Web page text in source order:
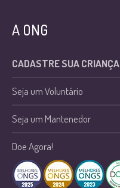
A ONG
CADASTRE SUA CRIANÇA
Seja um Voluntário
Seja um Mantenedor
Doe Agora!